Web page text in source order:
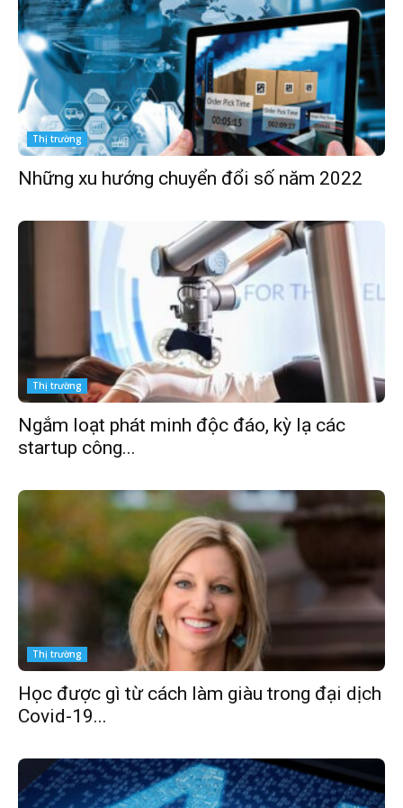
Thị trường
Những xu hướng chuyển đổi số năm 2022
Thị trường
Ngắm loạt phát minh độc đáo, kỳ lạ các
startup công...
Thị trường
Học được gì từ cách làm giàu trong đại dịch
Covid-19...